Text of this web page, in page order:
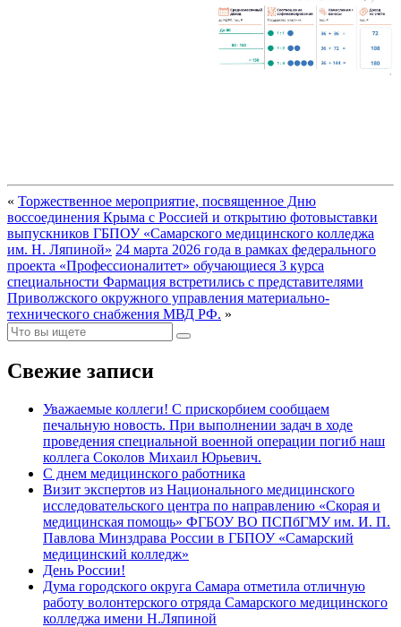
« Торжественное мероприятие, посвященное Дню
воссоединения Крыма с Россией и открытию фотовыставки
выпускников ГБПОУ «Самарского медицинского колледжа
им. Н. Ляпиной» 24 марта 2026 года в рамках федерального
проекта «Профессионалитет» обучающиеся 3 курса
специальности Фармация встретились с представителями
Приволжского окружного управления материально-
технического снабжения МВД РФ. »
Свежие записи
Уважаемые коллеги! С прискорбием сообщаем
печальную новость. При выполнении задач в ходе
проведения специальной военной операции погиб наш
коллега Соколов Михаил Юрьевич.
С днем медицинского работника
Визит экспертов из Национального медицинского
исследовательского центра по направлению «Скорая и
медицинская помощь» ФГБОУ ВО ПСПбГМУ им. И. П.
Павлова Минздрава России в ГБПОУ «Самарский
медицинский колледж»
День России!
Дума городского округа Самара отметила отличную
работу волонтерского отряда Самарского медицинского
колледжа имени Н.Ляпиной